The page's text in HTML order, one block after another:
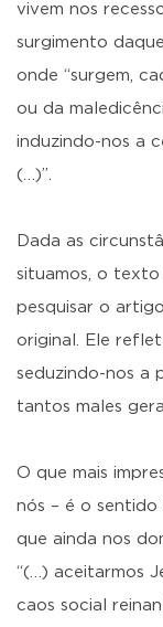
vivem nos
surgimento
onde “surgem,
ou da
induzindo-nos a
(…)”.
Dada as
situamos, o
pesquisar o
original. Ele
seduzindo-nos a
tantos males
O que mais
nós – é o sentido
que ainda nos
“(…) aceitarmos
caos social